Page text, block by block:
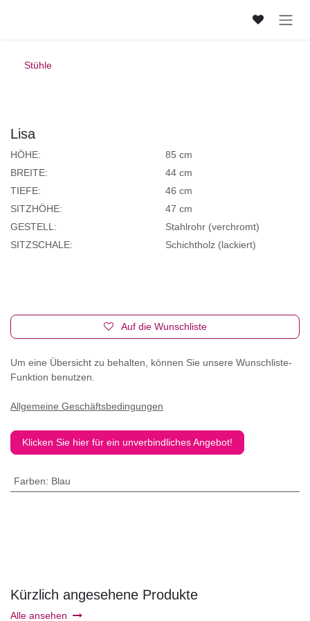
Stühle
Lisa
HÖHE:
BREITE:
TIEFE:
SITZHÖHE:
GESTELL:
SITZSCHALE:
85 cm
44 cm
46 cm
47 cm
Stahlrohr (verchromt)
Schichtholz (lackiert)
Auf die Wunschliste
Um eine Übersicht zu behalten, können Sie unsere Wunschliste-
Funktion benutzen.
Allgemeine Geschäftsbedingungen
Klicken Sie hier für ein unverbindliches Angebot!
Farben: Blau
Kürzlich angesehene Produkte
Alle ansehen